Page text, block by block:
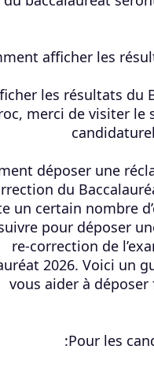
afficher les
les résultats du
merci de visiter le
déposer une
du
un certain nombre
pour déposer
re-correction de
2026. Voici un
vous aider à
Pour les